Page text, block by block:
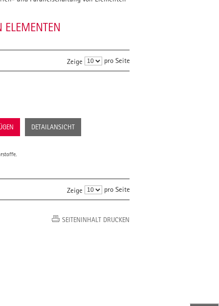
Zeige pro Seite
DETAILANSICHT
Zeige pro Seite
SEITENINHALT DRUCKEN